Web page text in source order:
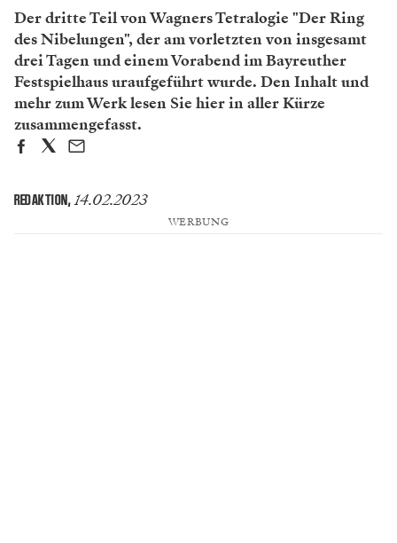
Der dritte Teil von Wagners Tetralogie "Der Ring
des Nibelungen", der am vorletzten von insgesamt
drei Tagen und einem Vorabend im Bayreuther
Festspielhaus uraufgeführt wurde. Den Inhalt und
mehr zum Werk lesen Sie hier in aller Kürze
zusammengefasst.
REDAKTION, 14.02.2023
WERBUNG